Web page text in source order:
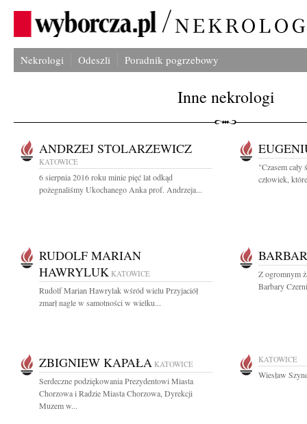
Nekrologi Odeszli Poradnik pogrzebowy
Inne nekrologi
ANDRZEJ STOLARZEWICZ
KATOWICE
6 sierpnia 2016 roku minie pięć lat odkąd
pożegnaliśmy Ukochanego Anka prof. Andrzeja...
"Czasem cały
człowiek,
RUDOLF MARIAN
HAWRYLUK KATOWICE
Rudolf Marian Hawrylak wśród wielu Przyjaciół
zmarł nagle w samotności w wielku...
Z ogromnym
Barbary
ZBIGNIEW KAPAŁA KATOWICE
Serdeczne podziękowania Prezydentowi Miasta
Chorzowa i Radzie Miasta Chorzowa, Dyrekcji
Muzem w...
KATOWICE
Wiesław